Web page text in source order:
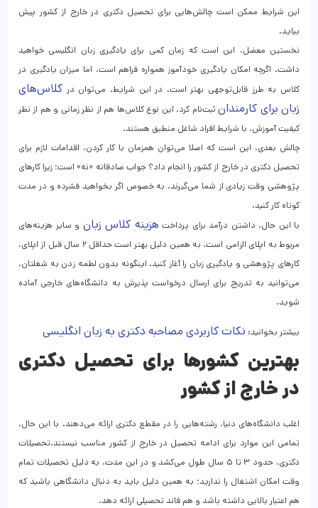
این شرایط ممکن است چالش‌هایی برای تحصیل دکتری در خارج از کشور پیش
بیاید.
نخستین معضل، این است که زمان کمی برای یادگیری زبان انگلیسی خواهید
داشت. اگرچه امکان یادگیری خودآموز همواره فراهم است، اما میزان یادگیری در
کلاس به طرز قابل‌توجهی بهتر است. در این شرایط، می‌توان در کلاس‌های
زبان برای کارمندانثبت‌نام کرد. این نوع کلاس‌ها هم از نظر زمانی و هم از نظر
کیفیت آموزش، با شرایط افراد شاغل منطبق هستند.
چالش بعدی، این است که اصلا می‌توان همزمان با کار کردن، اقدامات لازم برای
تحصیل دکتری در خارج از کشور را انجام داد؟ جواب صادقانه «نه» است؛ زیرا کارهای
پژوهشی وقت زیادی از شما می‌گیرند، به خصوص اگر بخواهید فشرده و در مدت
کوتاه کار کنید.
با این حال، داشتن درآمد برای پرداخت هزینه کلاس زبان و سایر هزینه‌های
مربوط به اپلای الزامی است. به همین دلیل بهتر است حداقل ۲ سال قبل از اپلای،
کارهای پژوهشی و یادگیری زبان را آغاز کنید. اینگونه بدون لطمه زدن به شغلتان،
می‌توانید به تدریج برای ارسال درخواست پذیرش به دانشگاه‌های خارجی آماده
شوید.
بیشتر بخوانید: نکات کاربردی مصاحبه دکتری به زبان انگلیسی
بهترین کشورها برای تحصیل دکتری
در خارج از کشور
اغلب دانشگاه‌های دنیا، رشته‌هایی را در مقطع دکتری ارائه می‌دهند. با این حال،
تمامی این موارد برای ادامه تحصیل در خارج از کشور مناسب نیستند.تحصیلات
دکتری، حدود ۳ تا ۵ سال طول می‌کشد و در این مدت، به دلیل تحصیلات تمام
وقت امکان اشتغال را ندارید؛ به همین دلیل باید به دنبال دانشگاهی باشید که
هم اعتبار بالایی داشته باشد و هم فاند تحصیلی ارائه دهد.